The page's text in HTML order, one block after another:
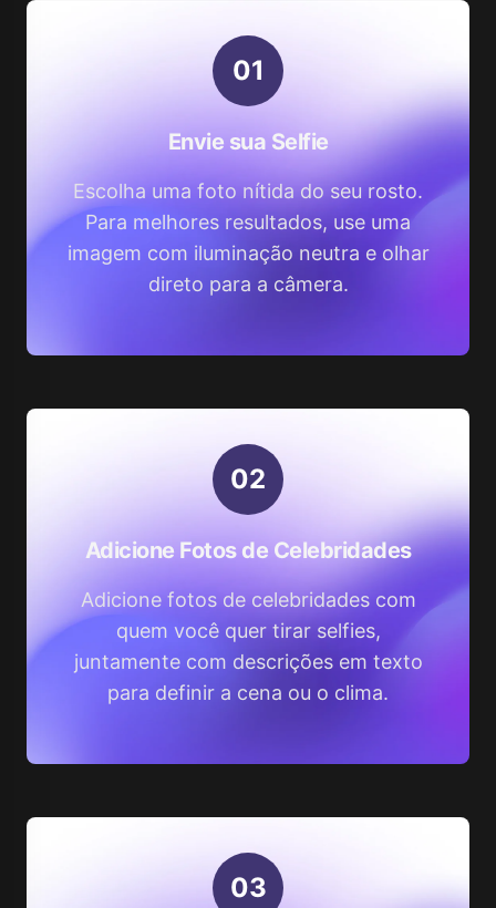
01
Envie sua Selfie
Escolha uma foto nítida do seu rosto.
Para melhores resultados, use uma
imagem com iluminação neutra e olhar
direto para a câmera.
02
Adicione Fotos de Celebridades
Adicione fotos de celebridades com
quem você quer tirar selfies,
juntamente com descrições em texto
para definir a cena ou o clima.
03